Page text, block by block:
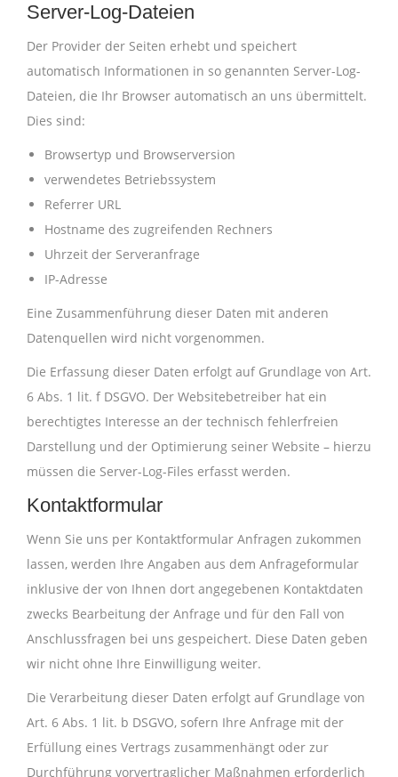
Server-Log-Dateien
Der Provider der Seiten erhebt und speichert
automatisch Informationen in so genannten Server-Log-
Dateien, die Ihr Browser automatisch an uns übermittelt.
Dies sind:
Browsertyp und Browserversion
verwendetes Betriebssystem
Referrer URL
Hostname des zugreifenden Rechners
Uhrzeit der Serveranfrage
IP-Adresse
Eine Zusammenführung dieser Daten mit anderen
Datenquellen wird nicht vorgenommen.
Die Erfassung dieser Daten erfolgt auf Grundlage von Art.
6 Abs. 1 lit. f DSGVO. Der Websitebetreiber hat ein
berechtigtes Interesse an der technisch fehlerfreien
Darstellung und der Optimierung seiner Website – hierzu
müssen die Server-Log-Files erfasst werden.
Kontaktformular
Wenn Sie uns per Kontaktformular Anfragen zukommen
lassen, werden Ihre Angaben aus dem Anfrageformular
inklusive der von Ihnen dort angegebenen Kontaktdaten
zwecks Bearbeitung der Anfrage und für den Fall von
Anschlussfragen bei uns gespeichert. Diese Daten geben
wir nicht ohne Ihre Einwilligung weiter.
Die Verarbeitung dieser Daten erfolgt auf Grundlage von
Art. 6 Abs. 1 lit. b DSGVO, sofern Ihre Anfrage mit der
Erfüllung eines Vertrags zusammenhängt oder zur
Durchführung vorvertraglicher Maßnahmen erforderlich